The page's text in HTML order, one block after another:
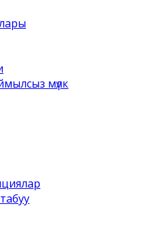
мүлк